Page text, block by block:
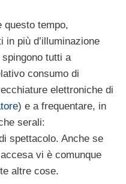
questo tempo,
in più d’illuminazione
spingono tutti a
consumo di
elettroniche di
) e a frequentare, in
serali:
spettacolo. Anche se
vi è comunque
altre cose.